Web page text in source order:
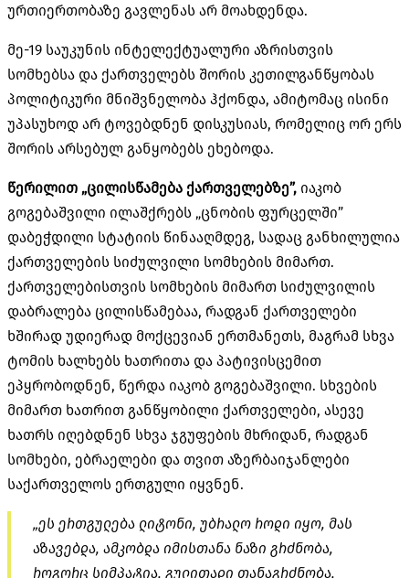
ურთიერთობაზე გავლენას არ მოახდენდა.
მე-19 საუკუნის ინტელექტუალური აზრისთვის
სომხებსა და ქართველებს შორის კეთილგანწყობას
პოლიტიკური მნიშვნელობა ჰქონდა, ამიტომაც ისინი
უპასუხოდ არ ტოვებდნენ დისკუსიას, რომელიც ორ ერს
შორის არსებულ განყობებს ეხებოდა.
წერილით „ცილისწამება ქართველებზე”, იაკობ
გოგებაშვილი ილაშქრებს „ცნობის ფურცელში”
დაბეჭდილი სტატიის წინააღმდეგ, სადაც განხილულია
ქართველების სიძულვილი სომხების მიმართ.
ქართველებისთვის სომხების მიმართ სიძულვილის
დაბრალება ცილისწამებაა, რადგან ქართველები
ხშირად უდიერად მოქცევიან ერთმანეთს, მაგრამ სხვა
ტომის ხალხებს ხათრითა და პატივისცემით
ეპყრობოდნენ, წერდა იაკობ გოგებაშვილი. სხვების
მიმართ ხათრით განწყობილი ქართველები, ასევე
ხათრს იღებდნენ სხვა ჯგუფების მხრიდან, რადგან
სომხები, ებრაელები და თვით აზერბაიჯანლები
საქართველოს ერთგული იყვნენ.
„ეს ერთგულება ლიტონი, უბრალო როდი იყო, მას
აზავებდა, ამკობდა იმისთანა ნაზი გრძნობა,
როგორც სიმპატია, გულითადი თანაგრძნობა,